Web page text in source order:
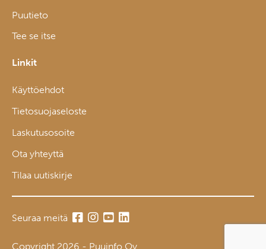
Puutieto
Tee se itse
Linkit
Käyttöehdot
Tietosuojaseloste
Laskutusosoite
Ota yhteyttä
Tilaa uutiskirje
Seuraa meitä
Copyright 2026 - Puuinfo Oy